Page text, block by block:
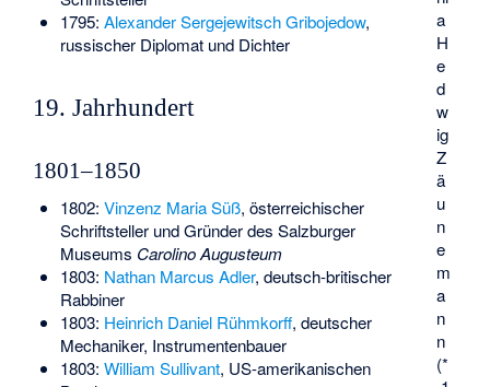
a
H
e
d
w
ig
Z
ä
u
n
e
m
a
n
n
(*
1795: Alexander Sergejewitsch Gribojedow,
russischer Diplomat und Dichter
19. Jahrhundert
1801–1850
1802: Vinzenz Maria Süß, österreichischer
Schriftsteller und Gründer des Salzburger
Museums Carolino Augusteum
1803: Nathan Marcus Adler, deutsch-britischer
Rabbiner
1803: Heinrich Daniel Rühmkorff, deutscher
Mechaniker, Instrumentenbauer
1803: William Sullivant, US-amerikanischen